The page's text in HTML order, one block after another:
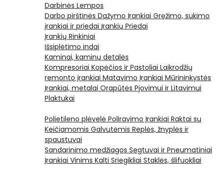
Darbinės Lempos
Darbo pirštinės Dažymo Įrankiai Gręžimo, sukimo
įrankiai ir priedai Įrankių Priedai
Įrankių Rinkiniai
Išsiplėtimo indai
Kaminai, kaminų detalės
Kompresoriai Kopėčios ir Pastoliai Laikrodžių
remonto įrankiai Matavimo Įrankiai Mūrininkystės
Įrankiai, metalai Orapūtės Pjovimui ir Litavimui
Plaktukai
Polietileno plėvelė Poliravimo Įrankiai Raktai su
Keičiamomis Galvutėmis Replės, žnyplės ir
spaustuvai
Sandarinimo medžiagos Segtuvai ir Pneumatiniai
Įrankiai Vinims Kalti Sriegikliai Staklės, šlifuokliai